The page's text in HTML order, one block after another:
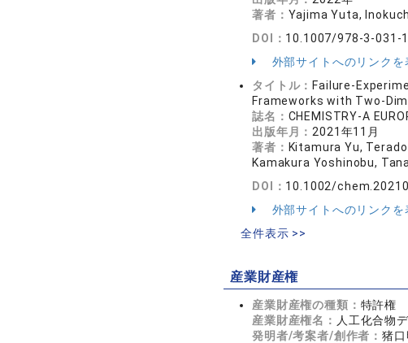
著者： Yajima Yuta,
DOI： 10.1007/978-3-031-
外部サイトへのリンクを
タイトル： Failure-
Frameworks with Two-
誌名： CHEMISTRY-A
出版年月： 2021年11月
著者： Kitamura Yu,
Kamakura Yoshinobu,
DOI： 10.1002/
外部サイトへのリンクを
全件表示 >>
産業財産権
産業財産権の種類： 特許権
産業財産権名： 人工化合物
発明者/考案者/創作者：猪